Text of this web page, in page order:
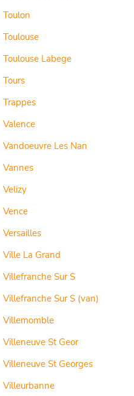
Toulon
Toulouse
Toulouse Labege
Tours
Trappes
Valence
Vandoeuvre Les Nan
Vannes
Velizy
Vence
Versailles
Ville La Grand
Villefranche Sur S
Villefranche Sur S (van)
Villemomble
Villeneuve St Geor
Villeneuve St Georges
Villeurbanne